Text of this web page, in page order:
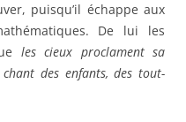
puisqu’il échappe aux
De lui les
les cieux proclament sa
des enfants, des tout-